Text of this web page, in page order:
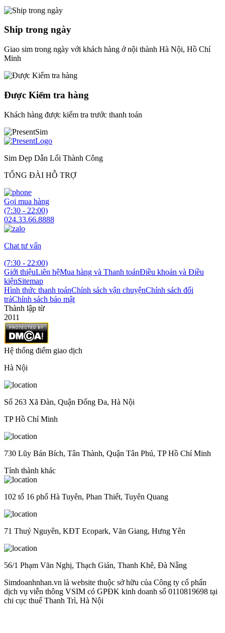
Ship trong ngày
Giao sim trong ngày với khách hàng ở nội thành Hà Nội, Hồ Chí
Minh
Được Kiểm tra hàng
Khách hàng được kiểm tra trước thanh toán
Sim Đẹp Dẫn Lối Thành Công
TỔNG ĐÀI HỖ TRỢ
Gọi mua hàng
(7:30 - 22:00)
024.33.66.8888
Chat tư vấn
(7:30 - 22:00)
Giới thiệuLiên hệMua hàng và Thanh toánĐiều khoản và Điều
kiệnSitemap
Hình thức thanh toánChính sách vận chuyệnChính sách đổi
trảChính sách bảo mật
Thành lập từ
2011
Hệ thống điểm giao dịch
Hà Nội
Số 263 Xã Đàn, Quận Đống Đa, Hà Nội
TP Hồ Chí Minh
730 Lũy Bán Bích, Tân Thành, Quận Tân Phú, TP Hồ Chí Minh
Tỉnh thành khác
102 tổ 16 phố Hà Tuyên, Phan Thiết, Tuyên Quang
71 Thuỷ Nguyên, KĐT Ecopark, Văn Giang, Hưng Yên
56/1 Phạm Văn Nghị, Thạch Gián, Thanh Khê, Đà Nẵng
Simdoanhnhan.vn là website thuộc sở hữu của Công ty cổ phẩn
dịch vụ viễn thông VSIM có GPĐK kinh doanh số 0110819698 tại
chi cục thuế Thanh Trì, Hà Nội